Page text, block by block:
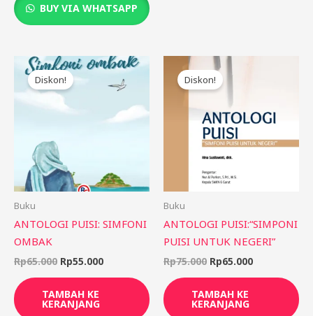
BUY VIA WHATSAPP
Diskon!
Buku
ANTOLOGI PUISI: SIMFONI
OMBAK
Rp65.000
Harga
aslinya
adalah:
Rp65.000.
Rp55.000
Harga
saat
ini
Rp55.000.
TAMBAH KE
KERANJANG
Diskon!
Buku
ANTOLOGI PUISI:“SIMPONI
PUISI UNTUK NEGERI”
Rp75.000
Harga
aslinya
adalah:
Rp75.000.
Rp65.000
TAMBAH KE
KERANJANG